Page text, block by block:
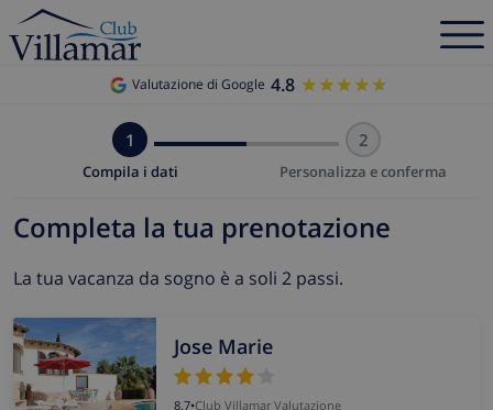
Valutazione di Google 4.8 ★★★★★
★★★★★
1
Compila i dati
2
Personalizza e conferma
Completa la tua prenotazione
La tua vacanza da sogno è a soli 2 passi.
Jose Marie
8.7•Club Villamar Valutazione